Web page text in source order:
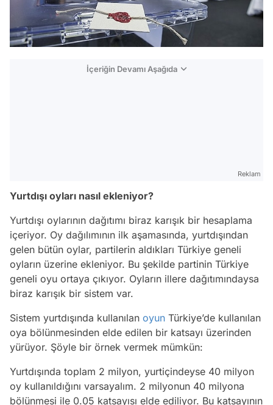
İçeriğin Devamı Aşağıda
Reklam
Yurtdışı oyları nasıl ekleniyor?
Yurtdışı oylarının dağıtımı biraz karışık bir hesaplama
içeriyor. Oy dağılımının ilk aşamasında, yurtdışından
gelen bütün oylar, partilerin aldıkları Türkiye geneli
oyların üzerine ekleniyor. Bu şekilde partinin Türkiye
geneli oyu ortaya çıkıyor. Oyların illere dağıtımındaysa
biraz karışık bir sistem var.
Sistem yurtdışında kullanılan oyun Türkiye’de kullanılan
oya bölünmesinden elde edilen bir katsayı üzerinden
yürüyor. Şöyle bir örnek vermek mümkün:
Yurtdışında toplam 2 milyon, yurtiçindeyse 40 milyon
oy kullanıldığını varsayalım. 2 milyonun 40 milyona
bölünmesi ile 0.05 katsayısı elde ediliyor. Bu katsayının